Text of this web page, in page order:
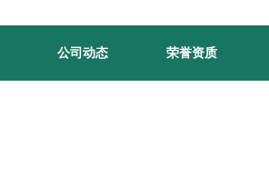
公司动态 荣誉资质